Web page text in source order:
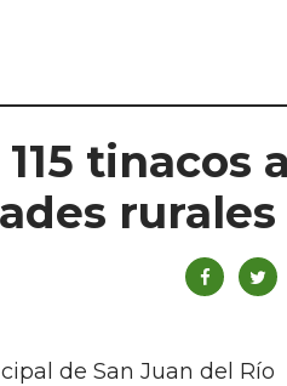
tinacos a
rurales
de San Juan del Río